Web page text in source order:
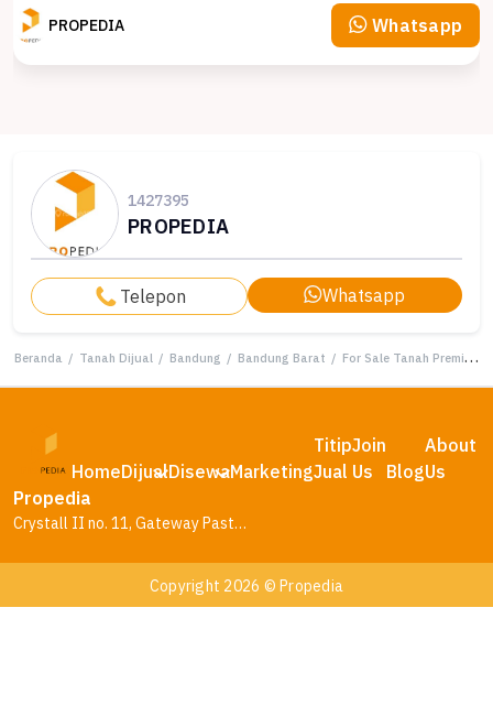
PROPEDIA Whatsapp
1427395
PROPEDIA
Telepon Whatsapp
Beranda / Tanah Dijual / Bandung / Bandung Barat / For Sale Tanah Premium di Bandung Barat, Bandung, LT 18000m²
HomeDijualDisewaMarketing
Titip
Jual
Join
Us
Blog
About
Us
Propedia
Crystall II no. 11, Gateway Pasteur Residence, Bandung – Jawa Barat
Copyright 2026 © Propedia